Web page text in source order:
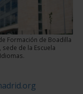
Formación de Boadilla
sede de la Escuela